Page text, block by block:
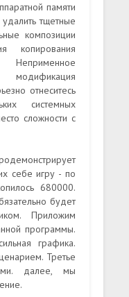
памяти
тщетные
композиции
копирования
отнеситесь
системных
сложности с
себе игру - по
680000.
будет
Приложим
программы.
графика.
Третье
далее, мы